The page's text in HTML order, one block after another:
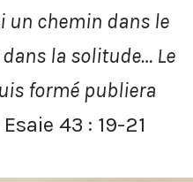
un chemin dans le
la solitude… Le
formé publiera
43 : 19-21